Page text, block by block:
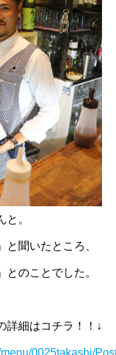
と。
聞いたところ、
とのことでした。
詳細はコチラ！！↓
0025takashi/